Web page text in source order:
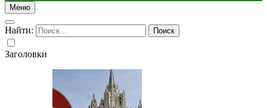
Меню
Найти:
Заголовки